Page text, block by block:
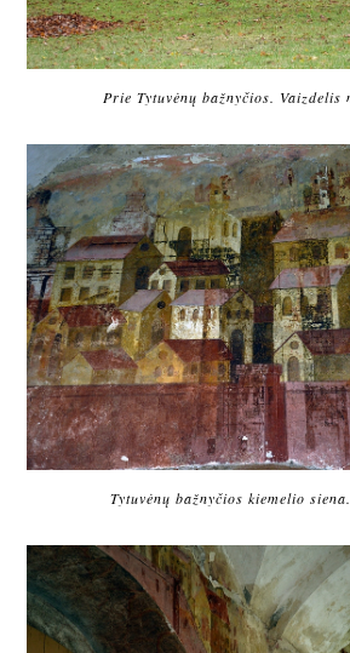
Prie Tytuvėnų bažnyčios. Vaizdelis
Tytuvėnų bažnyčios kiemelio